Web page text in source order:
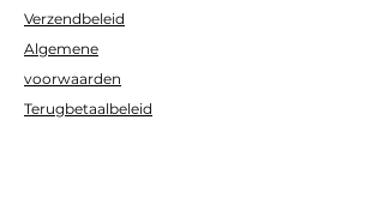
Verzendbeleid
Algemene
voorwaarden
Terugbetaalbeleid